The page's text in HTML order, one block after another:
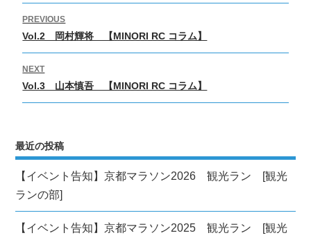
稿
ビ
ゲ
ー
ョ
ン
PREVIOUS
Previous
post:
Vol.2 岡村輝将 【MINORI RC コラム】
NEXT
Next
post:
Vol.3 山本慎吾 【MINORI RC コラム】
最近の投稿
【イベント告知】京都マラソン2026 観光ラン [観光
ランの部]
【イベント告知】京都マラソン2025 観光ラン [観光